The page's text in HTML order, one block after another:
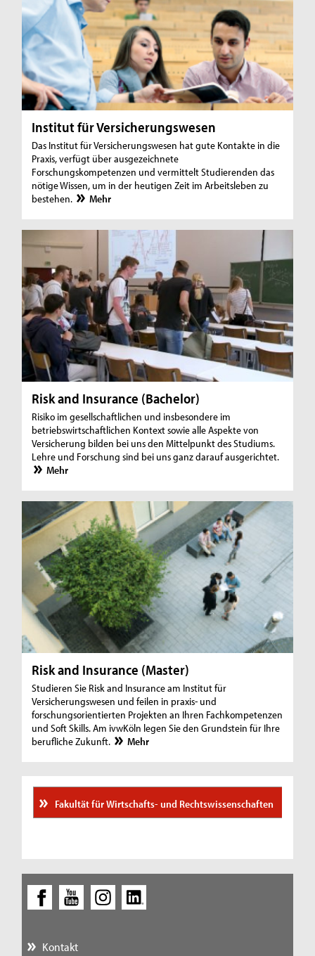
Institut für Versicherungswesen
Das Institut für Versicherungswesen hat gute Kontakte in die
Praxis, verfügt über ausgezeichnete
Forschungskompetenzen und vermittelt Studierenden das
nötige Wissen, um in der heutigen Zeit im Arbeitsleben zu
bestehen.
Mehr
Risk and Insurance (Bachelor)
Risiko im gesellschaftlichen und insbesondere im
betriebswirtschaftlichen Kontext sowie alle Aspekte von
Versicherung bilden bei uns den Mittelpunkt des Studiums.
Lehre und Forschung sind bei uns ganz darauf ausgerichtet.
Mehr
Risk and Insurance (Master)
Studieren Sie Risk and Insurance am Institut für
Versicherungswesen und feilen in praxis- und
forschungsorientierten Projekten an Ihren Fachkompetenzen
und Soft Skills. Am ivwKöln legen Sie den Grundstein für Ihre
berufliche Zukunft.
Mehr
Fakultät für Wirtschafts- und Rechtswissenschaften
Kontakt